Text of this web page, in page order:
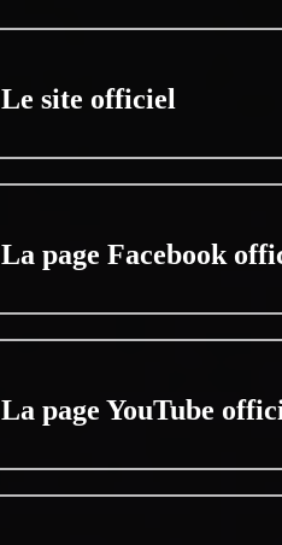
Le site officiel
La page Facebook
La page YouTube